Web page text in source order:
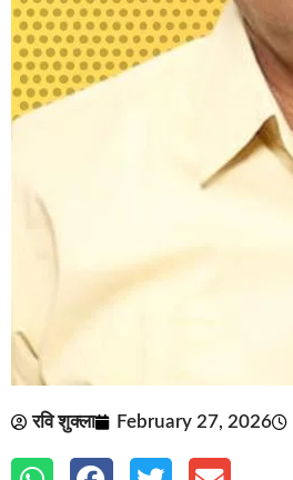
रवि शुक्ला February 27, 2026